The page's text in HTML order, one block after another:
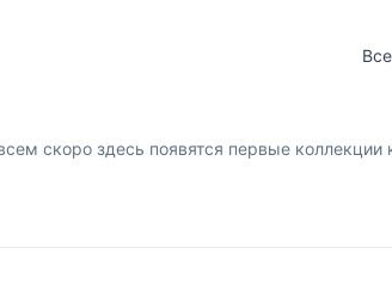
скоро здесь появятся первые коллекции